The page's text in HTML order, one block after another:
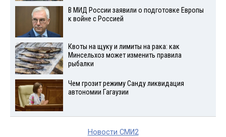
В МИД России заявили о подготовке Европы
к войне с Россией
Квоты на щуку и лимиты на рака: как
Минсельхоз может изменить правила
рыбалки
Чем грозит режиму Санду ликвидация
автономии Гагаузии
Новости СМИ2